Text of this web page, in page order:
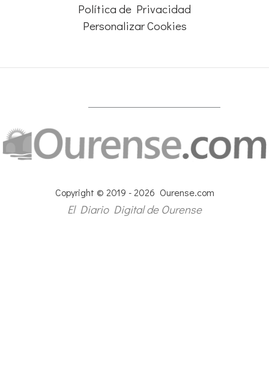
Política de Privacidad
Personalizar Cookies
Copyright © 2019 - 2026 Ourense.com
El Diario Digital de Ourense